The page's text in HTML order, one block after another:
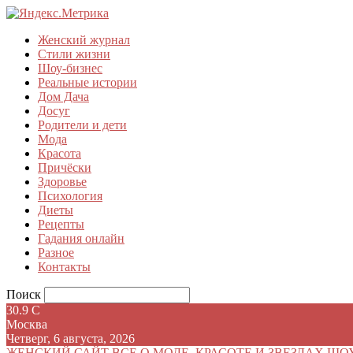
Женский журнал
Стили жизни
Шоу-бизнес
Реальные истории
Дом Дача
Досуг
Родители и дети
Мода
Красота
Причёски
Здоровье
Психология
Диеты
Рецепты
Гадания онлайн
Разное
Контакты
Поиск
30.9 C
Москва
Четверг, 6 августа, 2026